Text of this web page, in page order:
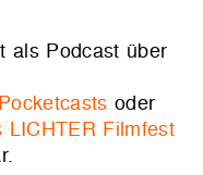
als Podcast über
Pocketcasts oder
LICHTER Filmfest